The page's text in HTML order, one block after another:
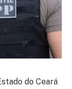
do Ceará